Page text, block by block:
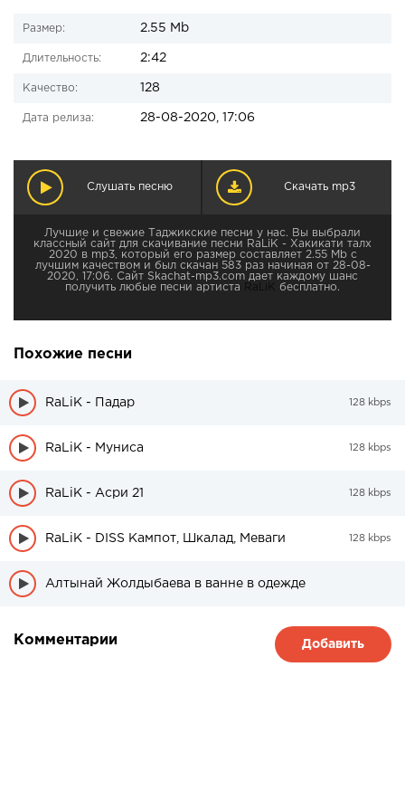
Размер: 2.55 Mb
Длительность: 2:42
Качество: 128
Дата релиза: 28-08-2020, 17:06
Слушать песню Скачать mp3
Лучшие и свежие Таджикские песни у нас. Вы выбрали
классный сайт для скачивание песни RaLiK - Хакикати талх
2020 в mp3, который его размер составляет 2.55 Mb с
лучшим качеством и был скачан 583 раз начиная от 28-08-
2020, 17:06. Сайт Skachat-mp3.com дает каждому шанс
получить любые песни артиста
RaLiK бесплатно.
Похожие песни
RaLiK - Падар 128 kbps
RaLiK - Муниса 128 kbps
RaLiK - Асри 21 128 kbps
RaLiK - DISS Кампот, Шкалад, Меваги 128 kbps
Алтынай Жолдыбаева в ванне в одежде
Комментарии Добавить